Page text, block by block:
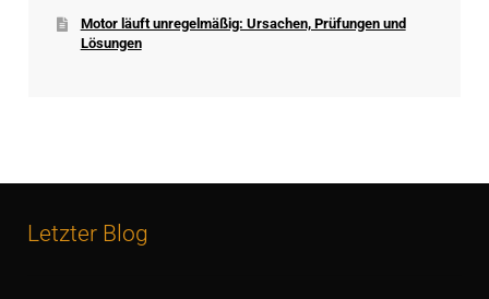
Motor läuft unregelmäßig: Ursachen, Prüfungen und
Lösungen
Letzter Blog